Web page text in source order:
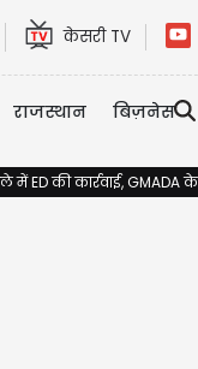
केसरी TV
राजस्थान बिज़नेस
में ED की कार्रवाई,